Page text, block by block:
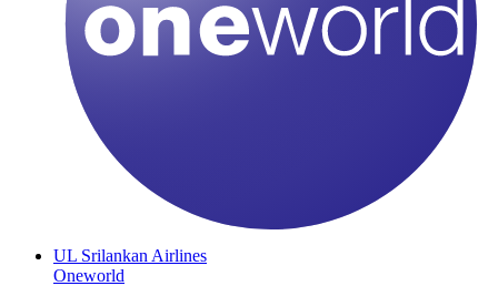
UL Srilankan Airlines
Oneworld